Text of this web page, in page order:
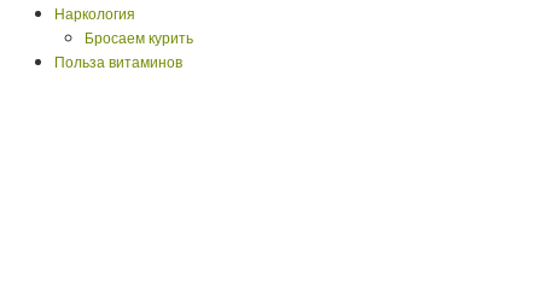
Наркология
Бросаем курить
Польза витаминов